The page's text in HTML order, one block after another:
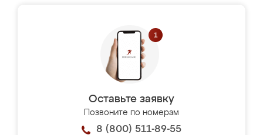
Оставьте заявку
Позвоните по номерам
8 (800) 511-89-55